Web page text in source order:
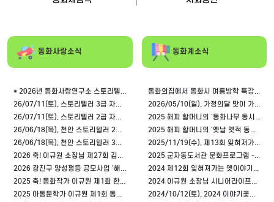
동화사랑소식 동화계소식
* 2026년 동화사랑연구소 스토리텔러 자격취득 강사양성 기초과정 - 9/5(토) 개강!
26/07/11(토), 스토리텔러 3급 자격시험 안내
26/07/11(토), 스토리텔러 2급 자격시험 안내
26/06/18(목), 천안 스토리텔러 2급 자격시험 안내
26/06/18(목), 천안 스토리텔러 3급 자격시험 안내
2026 축! 이규원 소장님 제27회 김영일 아동문학상 수상
2026 광진구 양성평등 공모사업 '해피 마마&파파가 그린 (Green) 평등 세상' 선정
2025 축! 동화작가 이규원 제1회 한국동화시문학상 수상!
2025 아동문학가 이규원 제1회 동시문학상 '어린이울타리 대상' 수상
동화의집에서 동화시 여름방학 특강을 시작합니다
2026/05/10(일), 가정의달 맞이 가족동화극 '엄마, 아빠 사랑해요!' - 구의제3동도서관 접수
2025 해피 할머니의 '동화나무 동시열매' 출간!
2025 해피 할머니의 '옛날 옛적 동화시 열두 고개' 출간!
2025/11/19(수), 제13회 잊혀져가는 옛이야기대회 안내
2025 군자동도서관 문화프로그램 - 동화구연과 동시낭독 "동화나무 동시열매"
2024 제12회 잊혀져가는 옛이야기대회 수상자
2024 이규원 소장님 시니어라이프ON 출연!
2024/10/12(토), 2024 이야기꽃이 피는 동화의집에 초대합니다.